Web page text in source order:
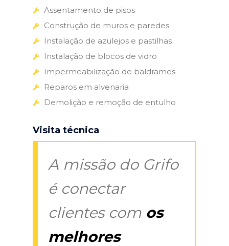
Assentamento de pisos
Construção de muros e paredes
Instalação de azulejos e pastilhas
Instalação de blocos de vidro
Impermeabilização de baldrames
Reparos em alvenaria
Demolição e remoção de entulho
Visita técnica
A missão do Grifo
é conectar
clientes com os
melhores